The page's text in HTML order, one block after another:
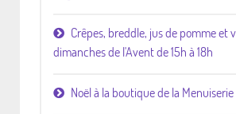
Crêpes, breddle, jus de pomme et
dimanches de l'Avent de 15h à 18h
Noël à la boutique de la Menuiserie